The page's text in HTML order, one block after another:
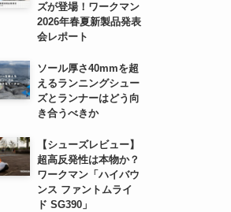
ズが登場！ワークマン
2026年春夏新製品発表
会レポート
ソール厚さ40mmを超
えるランニングシュー
ズとランナーはどう向
き合うべきか
【シューズレビュー】
超高反発性は本物か？
ワークマン「ハイバウ
ンス ファントムライ
ド SG390」